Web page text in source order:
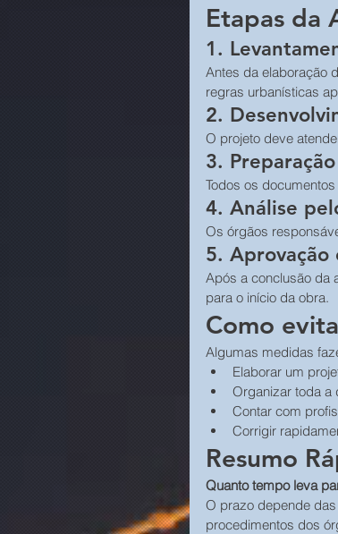
Etapas da
1.
Antes da elaboração
regras urbanísticas
2.
O projeto deve
3.
Todos os
4. Análise
Os órgãos
5. Aprovação
Após a conclusão da
para o início da obra.
Como
Algumas medidas
Elaborar um
Organizar toda a
Contar com
Corrigir
Resumo
Quanto tempo leva
O prazo depende
procedimentos dos